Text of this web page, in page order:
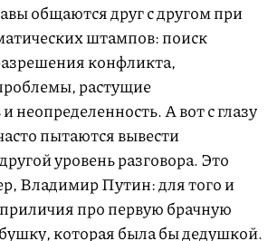
общаются друг с другом при
штампов: поиск
конфликта,
растущие
неопределенность. А вот с глазу
пытаются вывести
уровень разговора. Это
Владимир Путин: для того и
про первую брачную
которая была бы дедушкой.